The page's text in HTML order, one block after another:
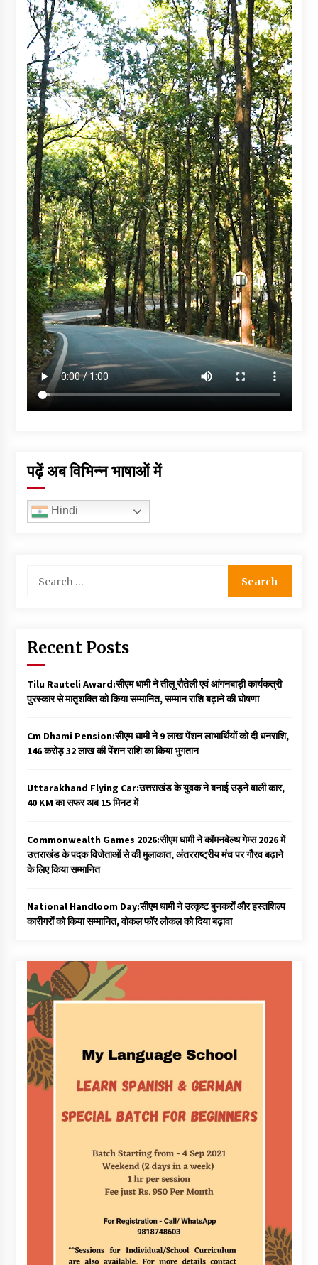
पढ़ें अब विभिन्न भाषाओं में
Hindi
for:
Recent Posts
Tilu Rauteli Award:सीएम धामी ने तीलू रौतेली एवं आंगनबाड़ी कार्यकत्री
पुरस्कार से मातृशक्ति को किया सम्मानित, सम्मान राशि बढ़ाने की घोषणा
Cm Dhami Pension:सीएम धामी ने 9 लाख पेंशन लाभार्थियों को दी धनराशि, ₹
146 करोड़ 32 लाख की पेंशन राशि का किया भुगतान
Uttarakhand Flying Car:उत्तराखंड के युवक ने बनाई उड़ने वाली कार,
40 KM का सफर अब 15 मिनट में
Commonwealth Games 2026:सीएम धामी ने कॉमनवेल्थ गेम्स 2026 में
उत्तराखंड के पदक विजेताओं से की मुलाकात, अंतरराष्ट्रीय मंच पर गौरव बढ़ाने
के लिए किया सम्मानित
National Handloom Day:सीएम धामी ने उत्कृष्ट बुनकरों और हस्तशिल्प
कारीगरों को किया सम्मानित, वोकल फॉर लोकल को दिया बढ़ावा